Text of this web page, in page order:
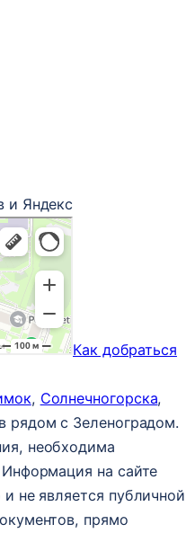
и Яндекс
Как добраться
, Солнечногорска,
рядом с Зеленоградом.
необходима
на сайте
не является публичной
прямо